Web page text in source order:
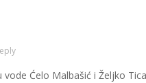
vode Ćelo Malbašić i Željko